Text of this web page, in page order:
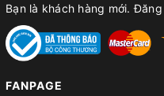
Bạn là khách hàng mới.
FANPAGE